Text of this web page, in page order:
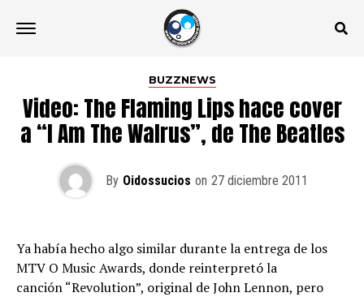
BUZZNEWS
Video: The Flaming Lips hace cover
a “I Am The Walrus”, de The Beatles
By Oidossucios on 27 diciembre 2011
Ya había hecho algo similar durante la entrega de los
MTV O Music Awards, donde reinterpretó la
canción “Revolution”, original de John Lennon, pero